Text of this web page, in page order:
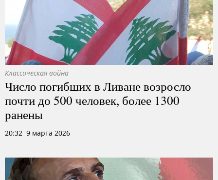
Классическая война
Число погибших в Ливане возросло
почти до 500 человек, более 1300
ранены
20:32 9 марта 2026